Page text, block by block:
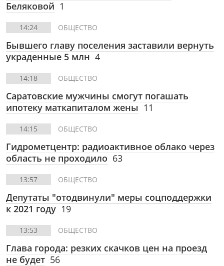
Беляковой 1
14:24 ОБЩЕСТВО
Бывшего главу поселения заставили вернуть
украденные 5 млн 4
14:18 ОБЩЕСТВО
Саратовские мужчины смогут погашать
ипотеку маткапиталом жены 11
14:15 ОБЩЕСТВО
Гидрометцентр: радиоактивное облако через
область не проходило 63
13:57 ОБЩЕСТВО
Депутаты "отодвинули" меры соцподдержки
к 2021 году 19
13:53 ОБЩЕСТВО
Глава города: резких скачков цен на проезд
не будет 56